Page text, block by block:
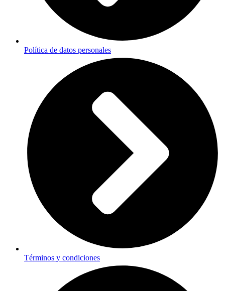
Política de datos personales
Términos y condiciones